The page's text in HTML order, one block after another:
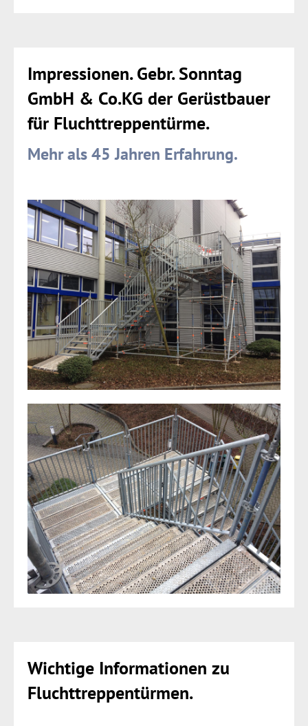
Impressionen. Gebr. Sonntag
GmbH & Co.KG der Gerüstbauer
für Fluchttreppentürme.
Mehr als 45 Jahren Erfahrung.
Wichtige Informationen zu
Fluchttreppentürmen.